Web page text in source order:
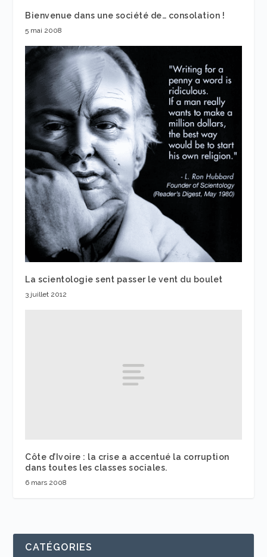
Bienvenue dans une société de… consolation !
5 mai 2008
La scientologie sent passer le vent du boulet
3 juillet 2012
Côte d’Ivoire : la crise a accentué la corruption
dans toutes les classes sociales.
6 mars 2008
CATÉGORIES